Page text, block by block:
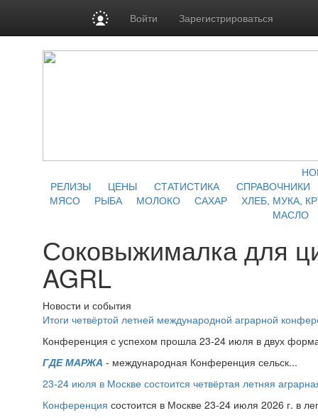
Войти Зарегистрироваться
РЕЛИЗЫ
ЦЕНЫ СТАТИСТИКА
СПРАВОЧНИКИ
МЯСО
РЫБА МОЛОКО САХАР
ХЛЕБ, МУКА,
МАСЛО
Соковыжималка для
AGRL
Новости и события
Итоги четвёртой летней международной аграрной
Конференция с успехом прошла 23-24 июля в двух
ГДЕ МАРЖА - международная Конференция сельск...
23-24 июля в Москве состоится четвёртая летняя
Конференция состоится в Москве 23-24 июля 2026 г. в